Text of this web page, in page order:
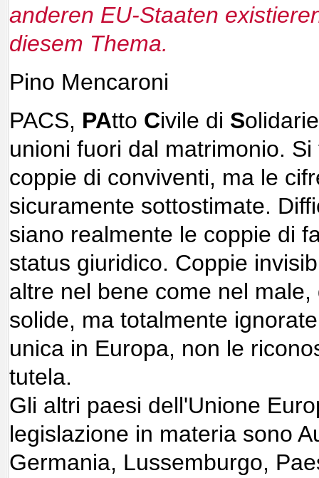
anderen EU-Staaten
diesem Thema.
Pino Mencaroni
PACS, PAtto Civile di S
unioni fuori dal matrimonio.
coppie di conviventi, ma le
sicuramente sottostimate.
siano realmente le coppie di
status giuridico. Coppie
altre nel bene come nel
solide, ma totalmente
unica in Europa, non le
tutela.
Gli altri paesi dell'Unione
legislazione in materia sono
Germania, Lussemburgo,